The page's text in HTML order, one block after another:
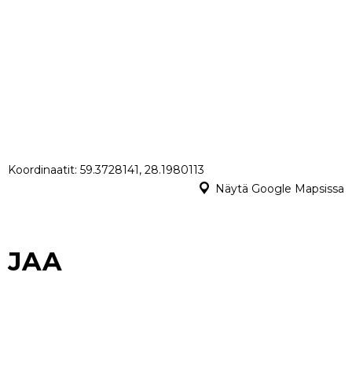
Koordinaatit: 59.3728141, 28.1980113
Näytä Google Mapsissa
JAA